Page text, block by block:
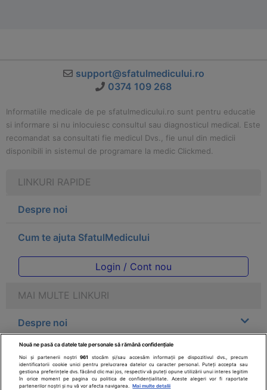
support@sfatulmedicului.ro
0374 109 268
Informatiile medicale de pe sfatulmedicului.ro sunt pentru educatie
si informare si nu inlocuiesc consultul sau diagnosticul medical. Este
recomandat sa consultati fie medicul Dvs., fie unul din medicii
disponibili in sistemul de programare la medic Clickmed.
LINKURI RAPIDE
Despre noi
Cum te ajuta SfatulMedicului
Login / Cont nou
MAI MULTE LINKURI
Despre noi
Legal
Drepturile consumatorului
Nouă ne pasă ca datele tale personale să rămână confidențiale
Noi și partenerii noștri961
stocăm și/sau accesăm informații pe dispozitivul dvs., precum
identificatorii cookie unici pentru prelucrarea datelor cu caracter personal. Puteți accepta sau
gestiona preferințele dvs. făcând clic mai jos, respectiv vă puteți opune utilizării unui interes legitim
în orice moment pe pagina cu politica de confidențialitate. Aceste alegeri vor fi raportate
partenerilor noștri și nu vă vor afecta navigarea.
Mai multe detalii